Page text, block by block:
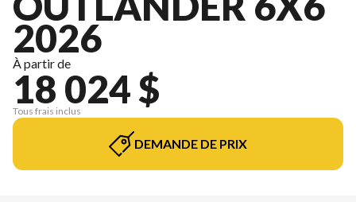
2026
À partir de
18 024 $
Tous frais inclus
DEMANDE DE PRIX